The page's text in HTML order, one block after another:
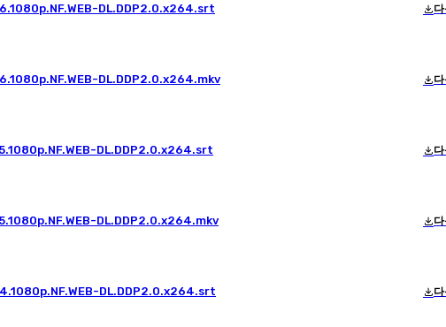
DL.DDP2.0.x264.srt
DL.DDP2.0.x264.mkv
DL.DDP2.0.x264.srt
DL.DDP2.0.x264.mkv
DL.DDP2.0.x264.srt